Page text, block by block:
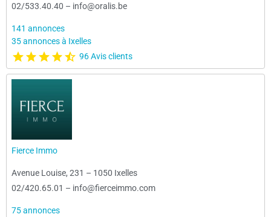
02/533.40.40 – info@oralis.be
141 annonces
35 annonces à Ixelles
96 Avis clients
Fierce Immo
Avenue Louise, 231 – 1050 Ixelles
02/420.65.01 – info@fierceimmo.com
75 annonces